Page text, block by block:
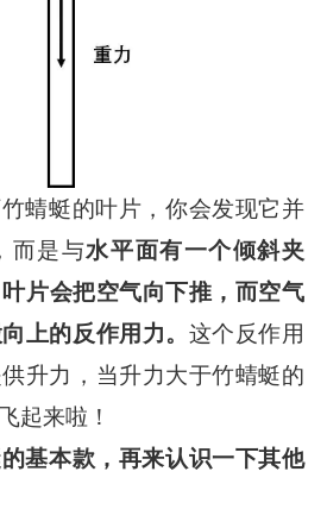
蜻蜓的叶片，你会发现它并
而是与水平面有一个倾斜夹
片会把空气向下推，而空气
上的反作用力。 这个反作用
升力，当升力大于竹蜻蜓的
起来啦！
基本款，再来认识一下其他